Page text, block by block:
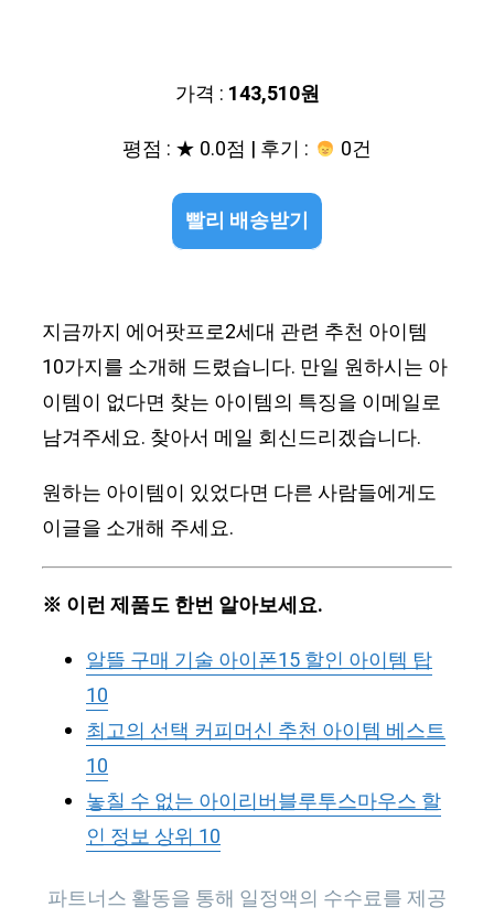
가격 : 143,510원
평점 : ★ 0.0점 | 후기 :
0건
빨리 배송받기
지금까지 에어팟프로2세대 관련 추천 아이템
10가지를 소개해 드렸습니다. 만일 원하시는 아
이템이 없다면 찾는 아이템의 특징을 이메일로
남겨주세요. 찾아서 메일 회신드리겠습니다.
원하는 아이템이 있었다면 다른 사람들에게도
이글을 소개해 주세요.
※ 이런 제품도 한번 알아보세요.
알뜰 구매 기술 아이폰15 할인 아이템 탑
10
최고의 선택 커피머신 추천 아이템 베스트
10
놓칠 수 없는 아이리버블루투스마우스 할
인 정보 상위 10
파트너스 활동을 통해 일정액의 수수료를 제공